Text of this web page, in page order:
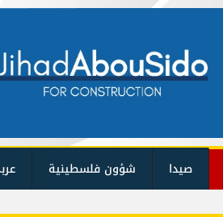
صيدا شؤون فلسطينية